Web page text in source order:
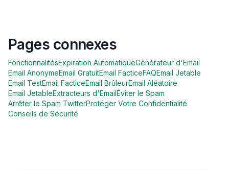
Pages connexes
FonctionnalitésExpiration AutomatiqueGénérateur d'Email
Email AnonymeEmail GratuitEmail FacticeFAQEmail Jetable
Email TestEmail FacticeEmail BrûleurEmail Aléatoire
Email JetableExtracteurs d'EmailÉviter le Spam
Arrêter le Spam TwitterProtéger Votre Confidentialité
Conseils de Sécurité